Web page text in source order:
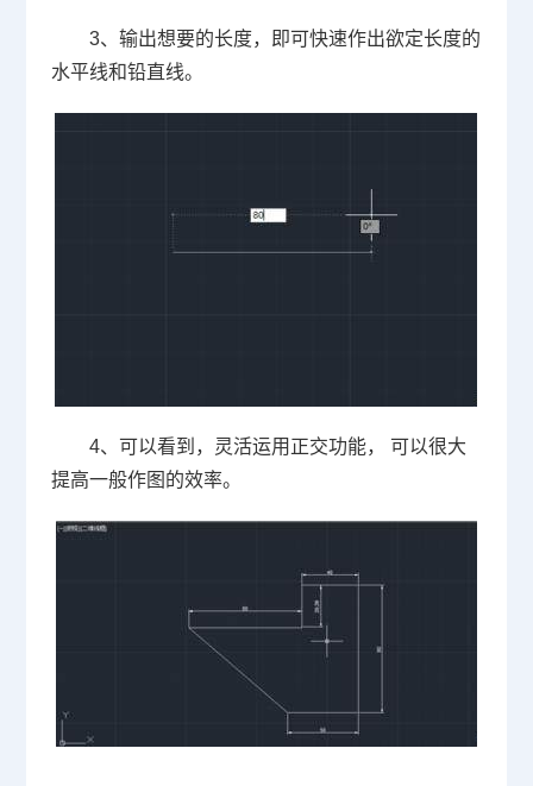
3、输出想要的长度，即可快速作出欲定长度的
水平线和铅直线。
4、可以看到，灵活运用正交功能， 可以很大
提高一般作图的效率。